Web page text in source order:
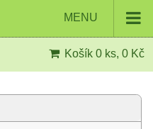
MENU
Košík 0 ks, 0 Kč